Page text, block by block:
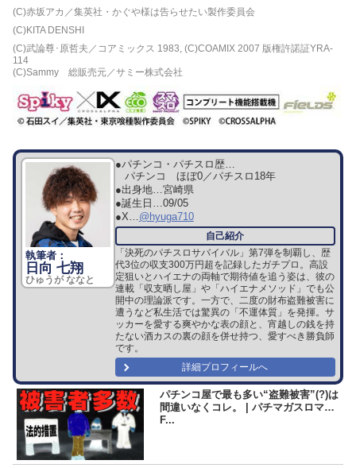
(C)赤坂アカ／集英社・かぐや様は告らせたい製作委員会
(C)KITA DENSHI
(C)武論尊･原哲夫／コアミックス 1983, (C)COAMIX 2007 版権許諾証YRA-
114
(C)Sammy 総販売元／サミー株式会社
日向 七翔
ひゅうが ななと
●パチンコ・パチスロ歴…
パチンコ ほぼ0／パチスロ18年
●出身地…宮崎県
●誕生日…09/05
●X…@hyuga710
「決死のパチスロサバイバル」第7弾を制覇し、歴
代3位の収支300万円超を記録したガチプロ。高設
定狙いとハイエナの両軸で期待値を追う姿は、彼の
連載「収支晒し屋」や「ハイエナメソッド」でも公
開中の理論派です。一方で、二度の財布盗難被害に
遭うなど私生活では驚異の「不運体質」を発揮。サ
ッカーを愛する爽やかな表の顔と、宵越しの銭を持
たない酒カスの裏の顔を併せ持つ、愛すべき勝負師
です。
詳細プロフィールへ
パチンコ屋で最も多い“盗難被害”(?)は
間違いなくコレ。 | パチマガスロマガ
F...